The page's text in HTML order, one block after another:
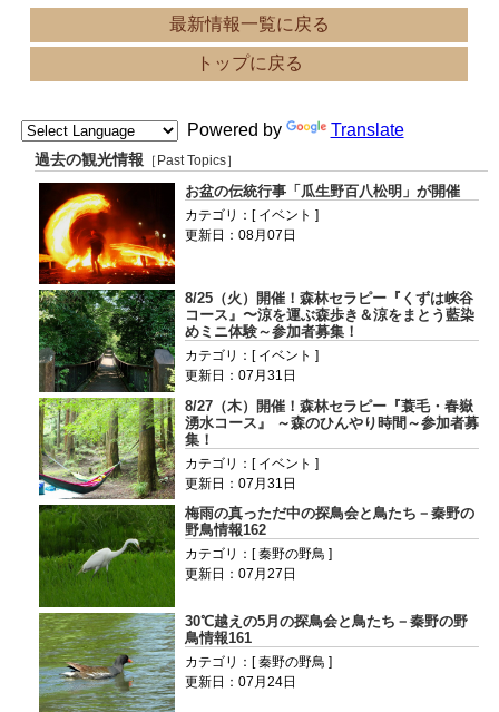
最新情報一覧に戻る
トップに戻る
Powered by Translate
過去の観光情報 ［Past Topics］
お盆の伝統行事「瓜生野百八松明」が開催
カテゴリ：[ イベント ]
更新日：08月07日
8/25（火）開催！森林セラピー『くずは峡谷
コース』〜涼を運ぶ森歩き＆涼をまとう藍染
めミニ体験～参加者募集！
カテゴリ：[ イベント ]
更新日：07月31日
8/27（木）開催！森林セラピー『蓑毛・春嶽
湧水コース』 ～森のひんやり時間～参加者募
集！
カテゴリ：[ イベント ]
更新日：07月31日
梅雨の真っただ中の探鳥会と鳥たち－秦野の
野鳥情報162
カテゴリ：[ 秦野の野鳥 ]
更新日：07月27日
30℃越えの5月の探鳥会と鳥たち－秦野の野
鳥情報161
カテゴリ：[ 秦野の野鳥 ]
更新日：07月24日